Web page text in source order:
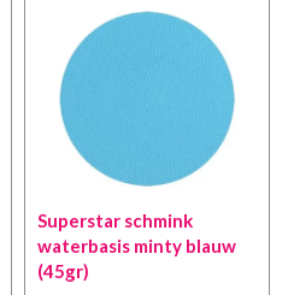
Superstar schmink
waterbasis minty blauw
(45gr)